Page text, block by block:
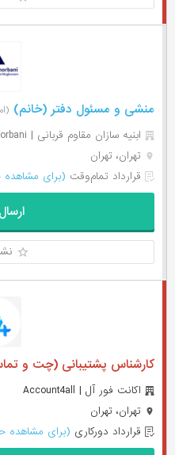
منشی و مسئول دفتر (خانم)
ابنیه سازان مقاوم قربانی | Abniye Sazan Moghavem Ghorbani
تهران، تهران
قرارداد تمام‌وقت (برای
کارشناس پشتیبانی (چت و
اکانت فور آل | Account4all
تهران، تهران
قرارداد دورکاری (برای مشاهده